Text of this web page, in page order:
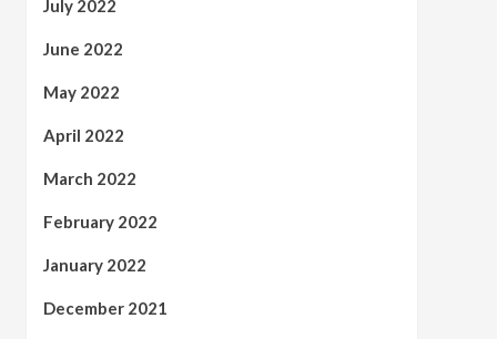
July 2022
June 2022
May 2022
April 2022
March 2022
February 2022
January 2022
December 2021